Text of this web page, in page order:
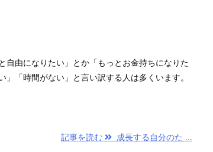
自由になりたい」とか「もっとお金持ちになりた
」「時間がない」と言い訳する人は多くいます。
記事を読む 成長する自分のた ...